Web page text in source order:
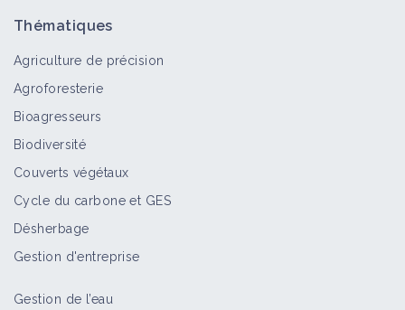
Thématiques
Agriculture de précision
Agroforesterie
Bioagresseurs
Biodiversité
Couverts végétaux
Cycle du carbone et GES
Désherbage
Gestion d'entreprise
Gestion de l’eau